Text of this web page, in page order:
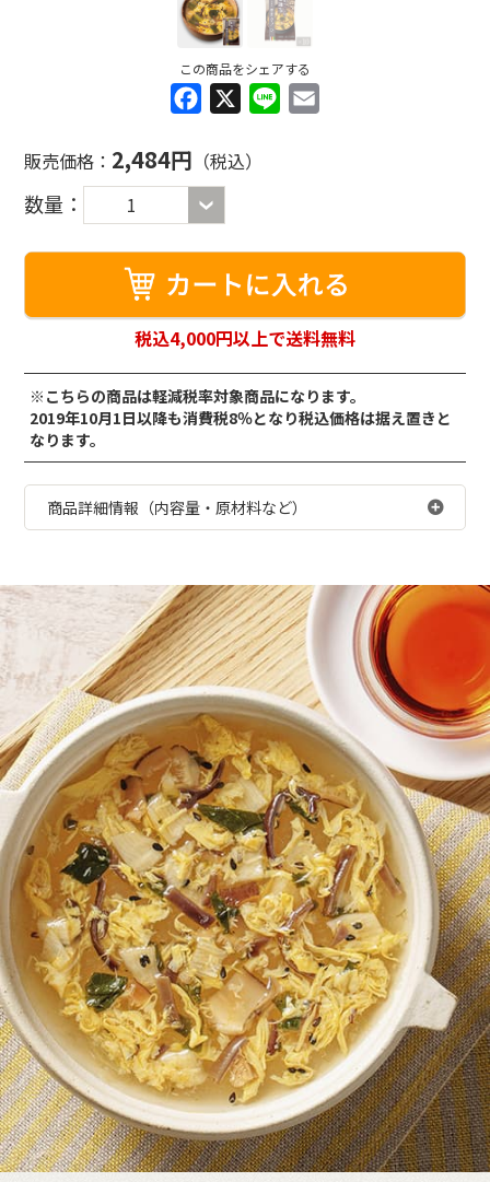
この商品をシェアする
Facebook Line
販売価格： 2,484円 （税込）
数量： 1
税込4,000円以上で送料無料
※こちらの商品は軽減税率対象商品になります。
2019年10月1日以降も消費税8％となり税込価格は据え置きと
なります。
商品詳細情報（内容量・原材料など）